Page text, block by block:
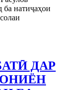
натиҷаҳои
ДАР